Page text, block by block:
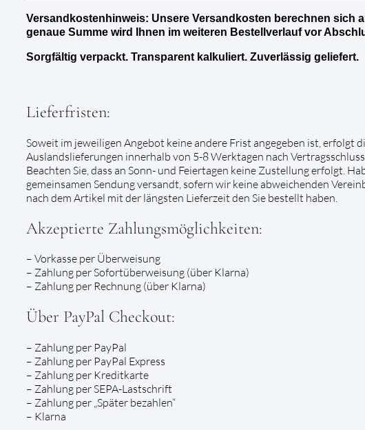
Versandkostenhinweis: Unsere Versandkosten berechnen sich
genaue Summe wird Ihnen im weiteren Bestellverlauf vor
Sorgfältig verpackt. Transparent kalkuliert. Zuverlässig geliefert.
Lieferfristen:
Soweit im jeweiligen Angebot keine andere Frist angegeben ist, erfolgt
Auslandslieferungen innerhalb von 5-8 Werktagen nach
Beachten Sie, dass an Sonn- und Feiertagen keine Zustellung erfolgt.
gemeinsamen Sendung versandt, sofern wir keine abweichenden
nach dem Artikel mit der längsten Lieferzeit den Sie bestellt haben.
Akzeptierte Zahlungsmöglichkeiten:
– Vorkasse per Überweisung
– Zahlung per Sofortüberweisung (über Klarna)
– Zahlung per Rechnung (über Klarna)
Über PayPal Checkout:
– Zahlung per PayPal
– Zahlung per PayPal Express
– Zahlung per Kreditkarte
– Zahlung per SEPA-Lastschrift
– Zahlung per „Später bezahlen“
– Klarna